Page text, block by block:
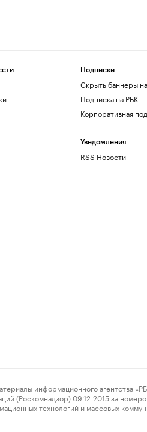
Подписки
Скрыть баннеры
Подписка на РБК
Корпоративная
Уведомления
RSS Новости
информационного агентства
(Роскомнадзор) 09.12.2015 за
технологий и массовых